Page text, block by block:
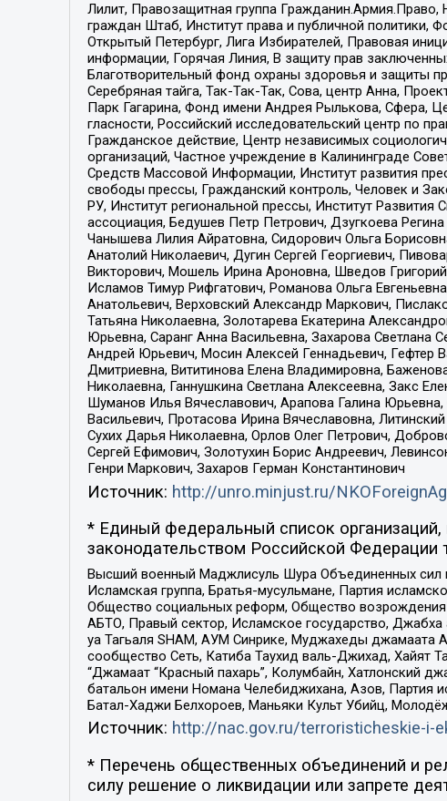
Лилит, Правозащитная группа
граждан Штаб, Институт права и публичной
Открытый Петербург, Лига Избирателей, Правовая
информации, Горячая Линия, В защиту прав
Благотворительный фонд охраны здоровья и защиты
Серебряная тайга, Так-Так-Так, Сова, центр Анна,
Парк Гагарина, Фонд имени Андрея Рылькова, Сфера,
гласности, Российский исследовательский центр по
Гражданское действие, Центр независимых
организаций, Частное учреждение в Калининграде
Средств Массовой Информации, Институт развития
свободы прессы, Гражданский контроль, Человек и
РУ, Институт региональной прессы, Институт
ассоциация, Бедушев Петр Петрович, Дзугкоева
Чанышева Лилия Айратовна, Сидорович Ольга
Анатолий Николаевич, Дугин Сергей Георгиевич,
Викторович, Мошель Ирина Ароновна, Шведов
Исламов Тимур Рифгатович, Романова Ольга
Анатольевич, Верховский Александр Маркович,
Татьяна Николаевна, Золотарева Екатерина
Юрьевна, Саранг Анна Васильевна, Захарова
Андрей Юрьевич, Мосин Алексей Геннадьевич, Гефтер
Дмитриевна, Вититинова Елена Владимировна,
Николаевна, Ганнушкина Светлана Алексеевна, Закс
Шуманов Илья Вячеславович, Арапова Галина
Васильевич, Протасова Ирина Вячеславовна,
Сухих Дарья Николаевна, Орлов Олег Петрович,
Сергей Ефимович, Золотухин Борис Андреевич,
Генри Маркович, Захаров Герман Константинович
Источник: http://unro.minjust.ru/
* Единый федеральный список
законодательством Российской Федерации
Высший военный Маджлисуль Шура Объединенных сил
Исламская группа, Братья-мусульмане, Партия
Общество социальных реформ, Общество
АБТО, Правый сектор, Исламское государство,
уа Тагьаля SHAM, АУМ Синрике, Муджахеды джамаата
сообщество Сеть, Катиба Таухид валь-Джихад, Хайят
“Джамаат “Красный пахарь”, Колумбайн, Хатлонский
батальон имени Номана Челебиджихана, Азов, Партия
Батал-Хаджи Белхороев, Маньяки Культ Убийц,
Источник: http://nac.gov.ru/terroristicheskie-i-
* Перечень общественных объединений и
силу решение о ликвидации или запрете